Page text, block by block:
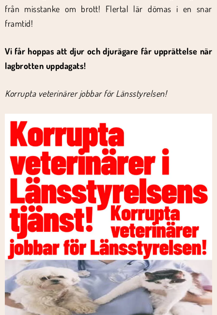
från misstanke om brott! Flertal lär dömas i en snar
framtid!
Vi får hoppas att djur och djurägare får upprättelse när
lagbrotten uppdagats!
Korrupta veterinärer jobbar för Länsstyrelsen!